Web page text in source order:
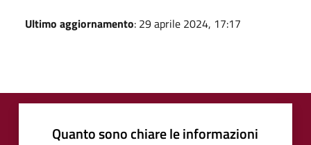
Ultimo aggiornamento: 29 aprile 2024, 17:17
Quanto sono chiare le informazioni